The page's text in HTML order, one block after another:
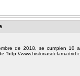
de 2018, se cumplen 10
“http://